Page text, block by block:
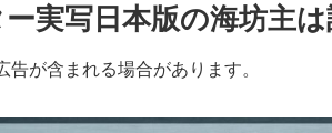
実写日本版の海坊主
が含まれる場合があります。